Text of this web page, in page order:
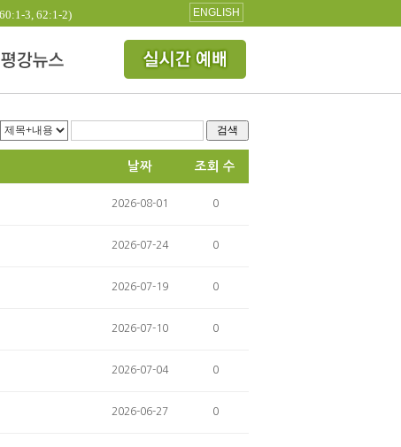
3, 62:1-2) ENGLISH
검색
날짜 조회 수
2026-08-01 0
2026-07-24 0
2026-07-19 0
2026-07-10 0
2026-07-04 0
2026-06-27 0